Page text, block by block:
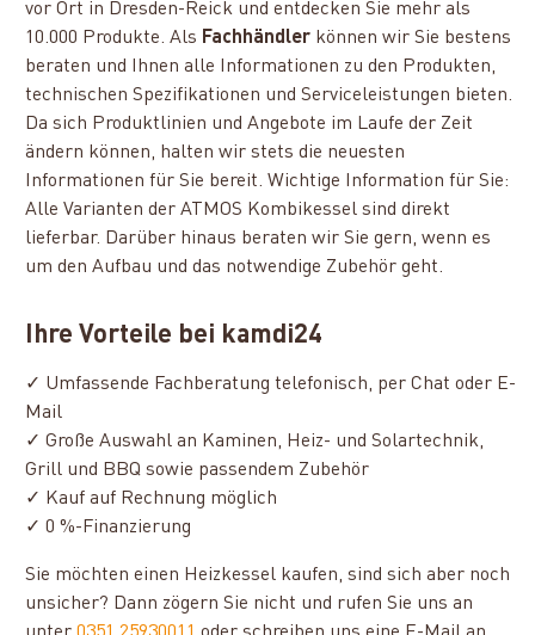
vor Ort in Dresden-Reick und entdecken Sie mehr als
10.000 Produkte. Als Fachhändler können wir Sie bestens
beraten und Ihnen alle Informationen zu den Produkten,
technischen Spezifikationen und Serviceleistungen bieten.
Da sich Produktlinien und Angebote im Laufe der Zeit
ändern können, halten wir stets die neuesten
Informationen für Sie bereit. Wichtige Information für Sie:
Alle Varianten der ATMOS Kombikessel sind direkt
lieferbar. Darüber hinaus beraten wir Sie gern, wenn es
um den Aufbau und das notwendige Zubehör geht.
Ihre Vorteile bei kamdi24
✓ Umfassende Fachberatung telefonisch, per Chat oder E-
Mail
✓ Große Auswahl an Kaminen, Heiz- und Solartechnik,
Grill und BBQ sowie passendem Zubehör
✓ Kauf auf Rechnung möglich
✓ 0 %-Finanzierung
Sie möchten einen Heizkessel kaufen, sind sich aber noch
unsicher? Dann zögern Sie nicht und rufen Sie uns an